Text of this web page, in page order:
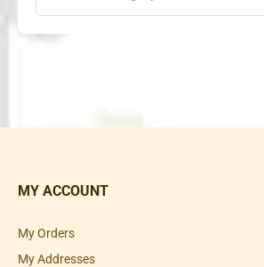
MY ACCOUNT
My Orders
My Addresses